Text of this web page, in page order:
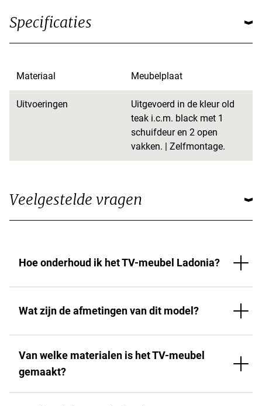
Specificaties
Materiaal Meubelplaat
Uitvoeringen
Uitgevoerd in de kleur old
teak i.c.m. black met 1
schuifdeur en 2 open
vakken. | Zelfmontage.
Veelgestelde vragen
Hoe onderhoud ik het TV-meubel Ladonia?
Wat zijn de afmetingen van dit model?
Van welke materialen is het TV-meubel
gemaakt?